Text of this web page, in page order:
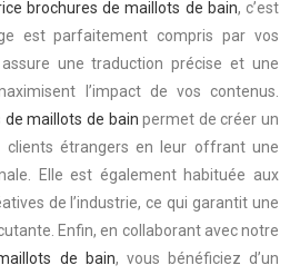
brochures de maillots de bain, c’est
est parfaitement compris par vos
une traduction précise et une
l’impact de vos contenus.
maillots de bain permet de créer un
clients étrangers en leur offrant une
Elle est également habituée aux
de l’industrie, ce qui garantit une
Enfin, en collaborant avec notre
de bain, vous bénéficiez d’un